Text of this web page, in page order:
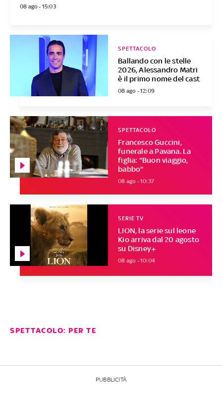
08 ago - 15:03
Ballando con le stelle
2026, Alessandro Matri
è il primo nome del cast
SPETTACOLO
08 ago - 12:09
Francesco Guccini,
funerale a Pavana. La
figlia: "Buon viaggio,
babbo"
SPETTACOLO
08 ago - 10:37
LION, la serie sul leone
Kio arriva dal 20 agosto
su Disney+
SERIE TV
08 ago - 10:04
SPETTACOLO: PER TE
PUBBLICITÀ